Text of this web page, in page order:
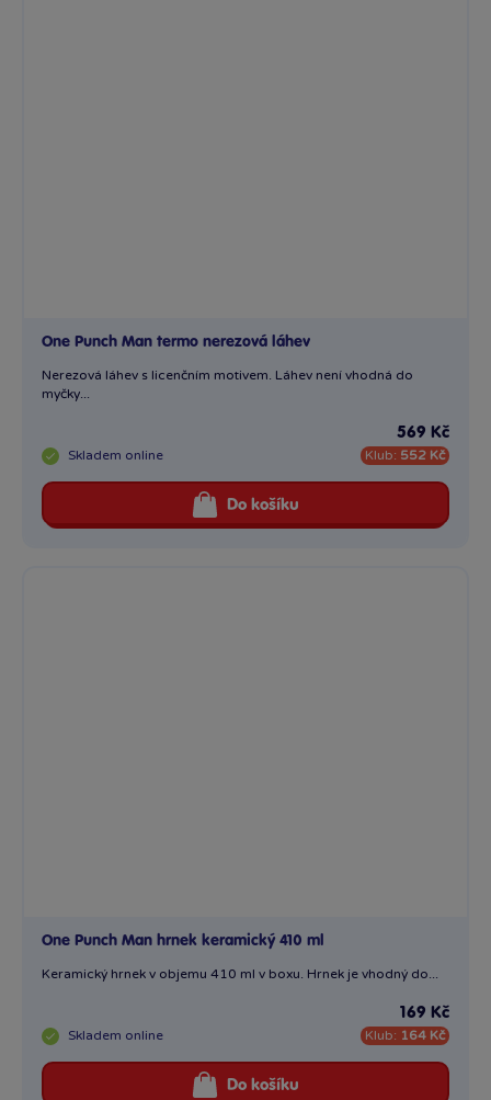
One Punch Man termo nerezová láhev
Nerezová láhev s licenčním motivem. Láhev není vhodná do
myčky...
Skladem online
569 Kč
Klub: 552 Kč
Do košíku
One Punch Man hrnek keramický 410 ml
Keramický hrnek v objemu 410 ml v boxu. Hrnek je vhodný do...
Skladem online
169 Kč
Klub: 164 Kč
Do košíku